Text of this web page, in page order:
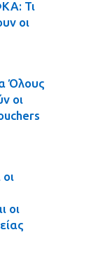
Τι
οι
Όλους
οι
οι